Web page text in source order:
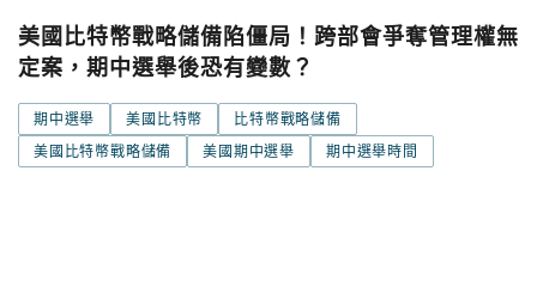
美國比特幣戰略儲備陷僵局！跨部會爭奪管理權無
定案，期中選舉後恐有變數？
期中選舉 美國比特幣
比特幣戰略儲備
美國比特幣戰略儲備
美國期中選舉 期中選舉時間
今日熱門
使用以下帳號繼續
Google
您已閒置5分鐘，請點擊關閉按鈕或空白處，即可回到加密
城市
今日熱門